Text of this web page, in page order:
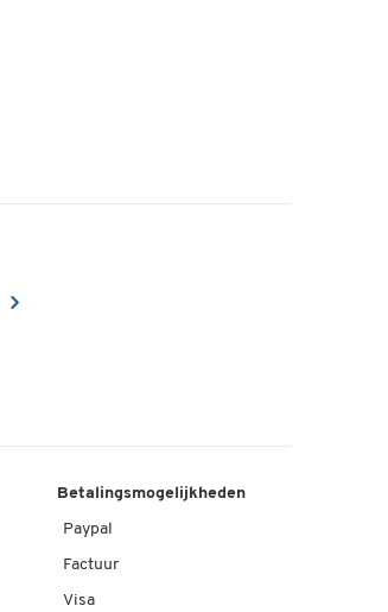
Betalingsmogelijkheden
Paypal
Factuur
Visa